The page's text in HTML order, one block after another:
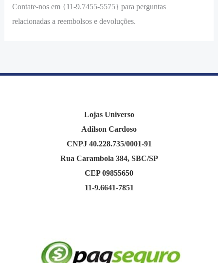
Contate-nos em {11-9.7455-5575} para perguntas
relacionadas a reembolsos e devoluções.
Lojas Universo
Adilson Cardoso
CNPJ 40.228.735/0001-91
Rua Carambola 384, SBC/SP
CEP 09855650
11-9.6641-7851